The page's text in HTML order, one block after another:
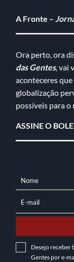
A Fronte –
Ora perto, ora
das Gentes, vai
aconteceres
globalização
possíveis para
ASSINE O
NOME
Nome
MAIL
E-mail
Desejo receber
Gentes por e-